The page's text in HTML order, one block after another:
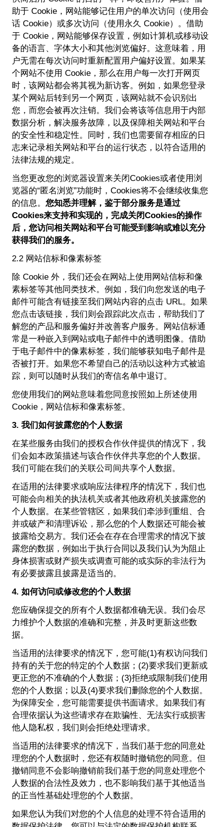
助于 Cookie，网站能够记住用户的单次访问（使用会
话 Cookie）或多次访问（使用永久 Cookie）。借助
于 Cookie，网站能够保存设置，例如计算机或移动设
备的语言、字体大小和其他浏览偏好。这意味着，用
户无需在每次访问时重新配置用户偏好设置。如果某
个网站不使用 Cookie，那么在用户每一次打开网页
时，该网站都会将其视为新访客。例如，如果您登录
某个网站后转到另一个网页，该网站就不会识别出
您，而您会被再次注销。我们会将该等信息用于内部
数据分析，解决服务故障，以及保障相关网站和平台
的安全性和稳定性。同时，我们也需要留存相应的日
志来记录相关网站和平台的运行状态，以符合适用的
法律法规的规定。
当您更改您的浏览器设置来关闭Cookies或者使用浏
览器的“匿名浏览”功能时，Cookies将不会继续收集您
的信息。 您知悉并理解，鉴于部分服务是通过
Cookies来支持和实现的，完成关闭Cookies的操作
后，您访问相关网站和平台可能受到影响或难以充分
获得我们的服务。
2.2 网站信标和像素标签
除 Cookie 外，我们还会在网站上使用网站信标和像
素标签等其他同类技术。例如，我们向您发送的电子
邮件可能含有链接至我们网站内容的点击 URL。如果
您点击该链接，我们则会跟踪此次点击，帮助我们了
解您的产品和服务偏好并改善客户服务。网站信标通
常是一种嵌入到网站或电子邮件中的透明图像。借助
于电子邮件中的像素标签，我们能够获知电子邮件是
否被打开。如果您不希望自己的活动以这种方式被追
踪，则可以随时从我们的寄信名单中退订。
您使用我们的网站意味着您同意按照如上所述使用
Cookie，网站信标和像素标签。
3. 我们如何披露您的个人数据
在某些服务由我们的授权合作伙伴提供的情况下，我
们会如本政策描述与该合作伙伴共享您的个人数据。
我们可能在我们的关联公司间共享个人数据。
在适用的法律要求或响应法律程序的情况下，我们也
可能会向相关的执法机关或者其他政府机关披露您的
个人数据。在某些管辖区，如果我们牵涉到重组、合
并或破产和清理诉讼，那么您的个人数据还可能会被
披露给交易方。我们还会在存在合理需求的情况下披
露您的数据，例如出于执行合同以及我们认为为阻止
身体损害或财产损失或调查可能的或实际的非法行为
有必要披露且披露是适当的。
4. 如何访问或修改您的个人数据
您应确保提交的所有个人数据都准确无误。我们会尽
力维护个人数据的准确和完整，并及时更新这些数
据。
当适用的法律要求的情况下，您可能(1)有权访问我们
持有的关于您的特定的个人数据；(2)要求我们更新或
更正您的不准确的个人数据；(3)拒绝或限制我们使用
您的个人数据；以及(4)要求我们删除您的个人数据。
为保障安全，您可能需要提供书面请求。如果我们有
合理依据认为这些请求存在欺骗性、无法实行或损害
他人隐私权，我们则会拒绝处理请求。
当适用的法律要求的情况下，当我们基于您的同意处
理您的个人数据时，您还有权随时撤销您的同意。但
撤销同意不会影响撤销前我们基于您的同意处理您个
人数据的合法性及效力，也不影响我们基于其他适当
的正当性基础处理您的个人数据。
如果您认为我们对您的个人信息的处理不符合适用的